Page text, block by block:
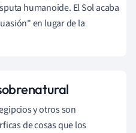
humanoide. El Sol acaba
en lugar de la
y otros son
de cosas que los